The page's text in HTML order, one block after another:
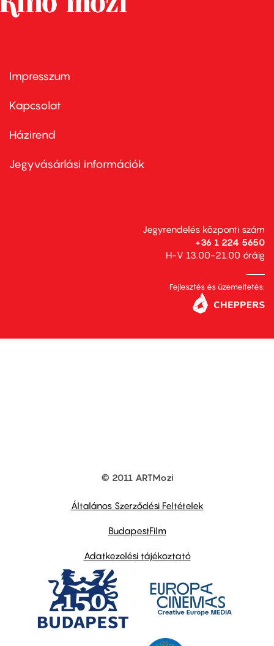
Footer
first
Impresszum
Kapcsolat
Footer
second
Házirend
Jegyvásárlási információk
Jegyrendelés központi szám
+36 1 224 5650
H-V 13.00-21.00 óráig
Fejlesztés és üzemeltetés:
© 2011 ARTMozi
Általános Szerződési Feltételek
BudapestFilm
Adatkezelési tájékoztató